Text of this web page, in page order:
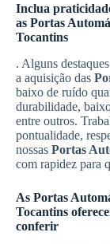
Inclua
as Portas
Tocantins
. Alguns
a aquisição das
baixo de ruído
durabilidade,
entre outros.
pontualidade,
nossas Portas
com rapidez para
As Portas
Tocantins
conferir